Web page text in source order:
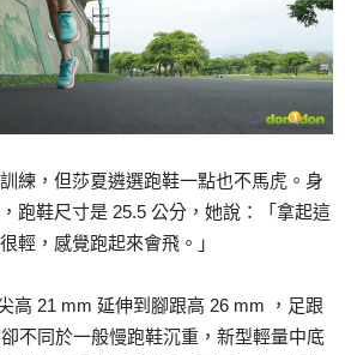
練，但莎夏遴選跑鞋一點也不馬虎。身
跑鞋尺寸是 25.5 公分，她說：「拿起這
輕，感覺跑起來會飛。」
高 21 mm 延伸到腳跟高 26 mm ，足跟
不同於一般慢跑鞋沉重，新型輕量中底